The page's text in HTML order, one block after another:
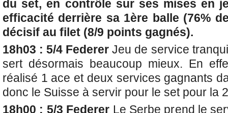
du set, en contrôle sur ses mises en
efficacité derrière sa 1ère balle (76%
décisif au filet (8/9 points gagnés).
18h03 : 5/4 FedererJeu de service
sert désormais beaucoup mieux. En
réalisé 1 ace et deux services gagnants
donc le Suisse à servir pour le set pour la
18h00 : 5/3 Federer Le Serbe prend le